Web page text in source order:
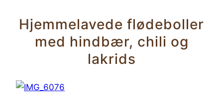
Hjemmelavede flødeboller
med hindbær, chili og
lakrids